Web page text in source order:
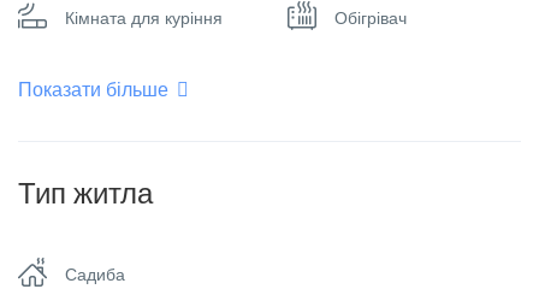
Кімната для куріння Обігрівач
Паркінг
сушарка
Таксі та трансфер
Показати більше
Тип житла
Садиба